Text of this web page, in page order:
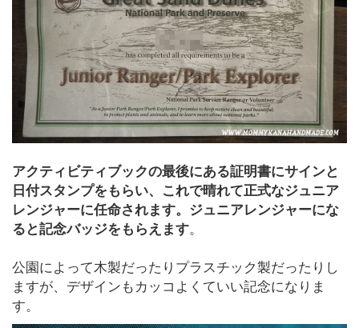
アクティビティブックの最後にある証明書にサインと
日付スタンプをもらい、これで晴れて正式なジュニア
レンジャーに任命されます。ジュニアレンジャーにな
ると記念バッジをもらえます。
公園によって木製だったりプラスチック製だったりし
ますが、デザインもカッコよくていい記念になりま
す。